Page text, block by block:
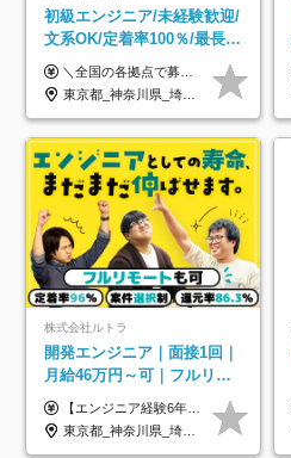
初級エンジニア/未経験歓迎/
文系OK/定着率100％/最長1
年の自社ITスクール研修あ
り/年休130日
＼全国の各拠点で募集中！／ 給与は以下の通り、勤務地により異なります。 札幌：月給23万円～27万円 仙台：月給22万円～26万円 新潟：月給22万円～26万円 東京：月給26万円～30万円 大阪：月給24万円～29万円 福岡：月給23.5万円～27万円 沖縄：月給21万円～26万円 ◎給与は知識や経験を考慮して決定します。 ◎残業は別途全額支給します。 ◎試用期間12カ月あり（給与は以下の通りです。その他条件に変更はありません） （試用期間の給与） 札幌：月給18.6万円～ 仙台：月給19万円～ 新潟：月給18万円～ 東京：月給22万円～ 大阪：月給20.8万円～ 福岡：月給19万円～ 沖縄：月給18万円～
東京都_神奈川県_埼玉県_千葉県_大阪府_愛知県_北海道_青森県_岩手県_宮城県_秋田県_山形県_福島県_茨城県_栃木県_群馬県_新潟県_山梨県_長野県_富山県_石川県_福井県_静岡県_岐阜県_三重県_兵庫県_京都府_滋賀県_奈良県_和歌山県_広島県_岡山県_鳥取県_島根県_山口県_徳島県_香川県_愛媛県_高知県_福岡県_熊本県_佐賀県_長崎県_大分県_宮崎県_鹿児島県_沖縄県
株式会社ルトラ
開発エンジニア｜面接1回｜
月給46万円～可｜フルリモ
ートも可｜案件選択制｜定
着率96％以上｜副業OK｜住
宅手当
【エンジニア経験6年以上の方】 月給46万円～100万円（固定残業代含む） ※上記月給には月30時間分の固定残業代（月8万7,400円～月19万円）を含む。超過分は全額支給。 【エンジニア経験4年以上の方】 月給42万円～100万円（固定残業代含む） ※上記月給には月30時間分の固定残業代（月7万9,800円～月19万円）を含む。超過分は全額支給。 【エンジニア経験4年未満の方】 月給38万円～100万円（固定残業代含む） ※上記月給には月30時間分の固定残業代（月7万2,200円～月19万円）を含む。超過分は全額支給。 ※経験、スキル、前職給与などを踏まえて決定。 ◆ルトラの給与制度のポイント！◆ ・社員の95%が入社時に年収UP！最高で300万円UPの実績も ・平均還元率86.3%（交通費・住宅手当・会社負担分の社保も含む） ・人柄やポテンシャルを評価し、スキル以上の希望年収を提示することも ・退職金制度やリファラル手当（平均50万円）あり
東京都_神奈川県_埼玉県_千葉県_大阪府_愛知県_北海道_青森県_岩手県_宮城県_秋田県_山形県_福島県_茨城県_栃木県_群馬県_新潟県_山梨県_長野県_富山県_石川県_福井県_静岡県_岐阜県_三重県_兵庫県_京都府_滋賀県_奈良県_和歌山県_広島県_岡山県_鳥取県_島根県_山口県_徳島県_香川県_愛媛県_高知県_福岡県_熊本県_佐賀県_長崎県_大分県_宮崎県_鹿児島県_沖縄県